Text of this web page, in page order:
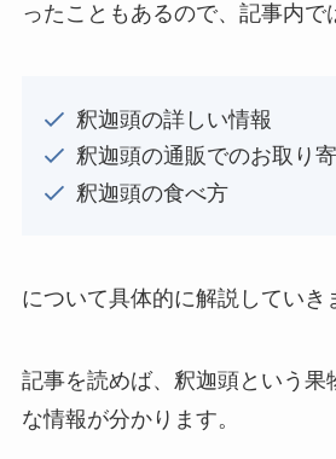
ったこともあるので、記事内で
釈迦頭の詳しい情報
釈迦頭の通販でのお取り
釈迦頭の食べ方
について具体的に解説していき
記事を読めば、釈迦頭という果
な情報が分かります。